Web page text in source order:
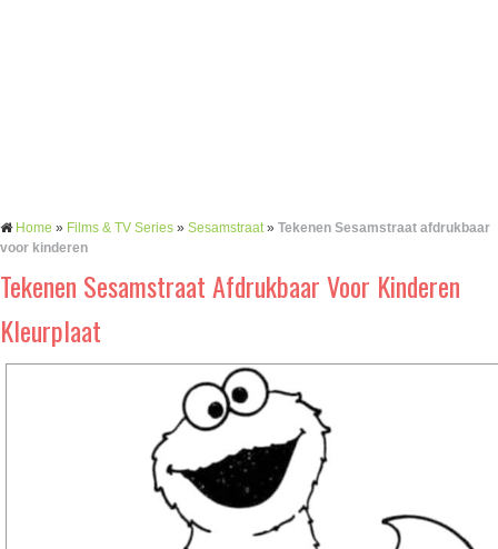
Home » Films & TV Series » Sesamstraat» Tekenen Sesamstraat afdrukbaar
voor kinderen
Tekenen Sesamstraat Afdrukbaar Voor Kinderen
Kleurplaat